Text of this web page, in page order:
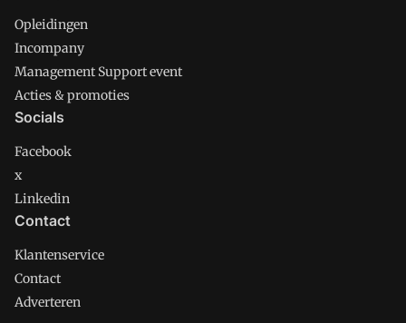
Opleidingen
Incompany
Management Support event
Acties & promoties
Socials
Facebook
x
Linkedin
Contact
Klantenservice
Contact
Adverteren